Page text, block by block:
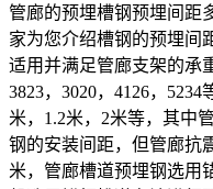
管廊的预埋槽钢预埋间距
家为您介绍槽钢的预埋间
适用并满足管廊支架的承
3823，3020，4126，
米，1.2米，2米等，其中
钢的安装间距，但管廊抗
米，管廊槽道预埋钢选用